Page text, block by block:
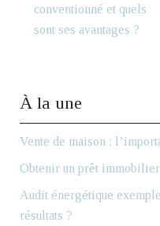
conventionné et quels
sont ses avantages ?
À la une
Vente de maison :
Obtenir un prêt
Audit énergétique
résultats ?